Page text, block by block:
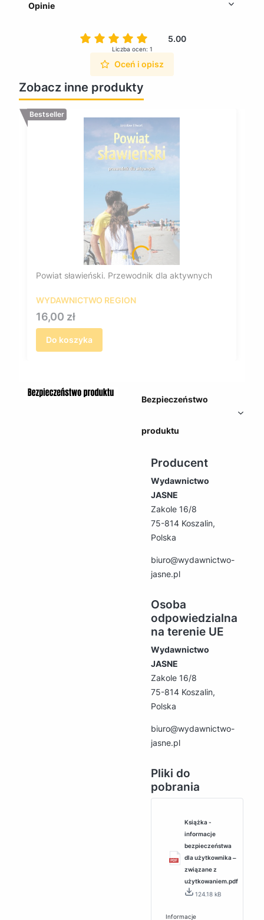
Opinie
5.00
Liczba ocen: 1
Oceń i opisz
Zobacz inne produkty
Bestseller
Powiat sławieński. Przewodnik dla aktywnych
WYDAWNICTWO REGION
Cena
16,00 zł
Do koszyka
Bezpieczeństwo
produktu
Producent
Wydawnictwo
JASNE
Zakole 16/8
75-814 Koszalin,
Polska
biuro@wydawnictwo-
jasne.pl
Osoba
odpowiedzialna
na terenie UE
Wydawnictwo
JASNE
Zakole 16/8
75-814 Koszalin,
Polska
biuro@wydawnictwo-
jasne.pl
Pliki do
pobrania
Książka -
informacje
bezpieczeństwa
dla użytkownika ‒
związane z
użytkowaniem.pdf
124.18 kB
Informacje